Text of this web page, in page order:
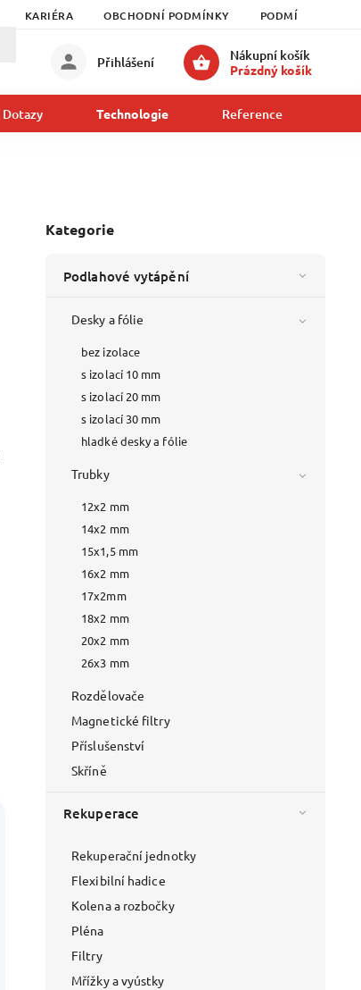
KARIÉRA OBCHODNÍ PODMÍNKY PODMÍNKY
Nákupní košík
Prázdný košík
Přihlášení
Dotazy Technologie Reference
Kategorie
Podlahové vytápění
Desky a fólie
bez izolace
s izolací 10 mm
s izolací 20 mm
s izolací 30 mm
hladké desky a fólie
Trubky
12x2 mm
14x2 mm
15x1,5 mm
16x2 mm
17x2mm
18x2 mm
20x2 mm
26x3 mm
Rozdělovače
Magnetické filtry
Příslušenství
Skříně
Rekuperace
Rekuperační jednotky
Flexibilní hadice
Kolena a rozbočky
Pléna
Filtry
Mřížky a vyústky